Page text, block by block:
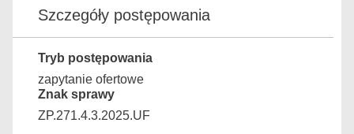
Szczegóły postępowania
Tryb postępowania
zapytanie ofertowe
Znak sprawy
ZP.271.4.3.2025.UF